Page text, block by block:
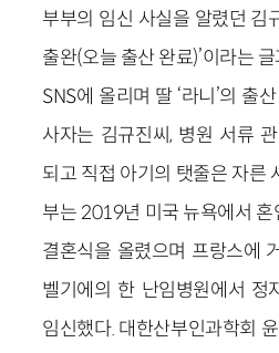
부부의 임신 사실을 알렸던 김
출완(오늘 출산 완료)’이라는
SNS에 올리며 딸 ‘라니’의 출
사자는 김규진씨, 병원 서류
되고 직접 아기의 탯줄은 자른
부는 2019년 미국 뉴욕에서 혼
결혼식을 올렸으며 프랑스에
벨기에의 한 난임병원에서 정
임신했다. 대한산부인과학회